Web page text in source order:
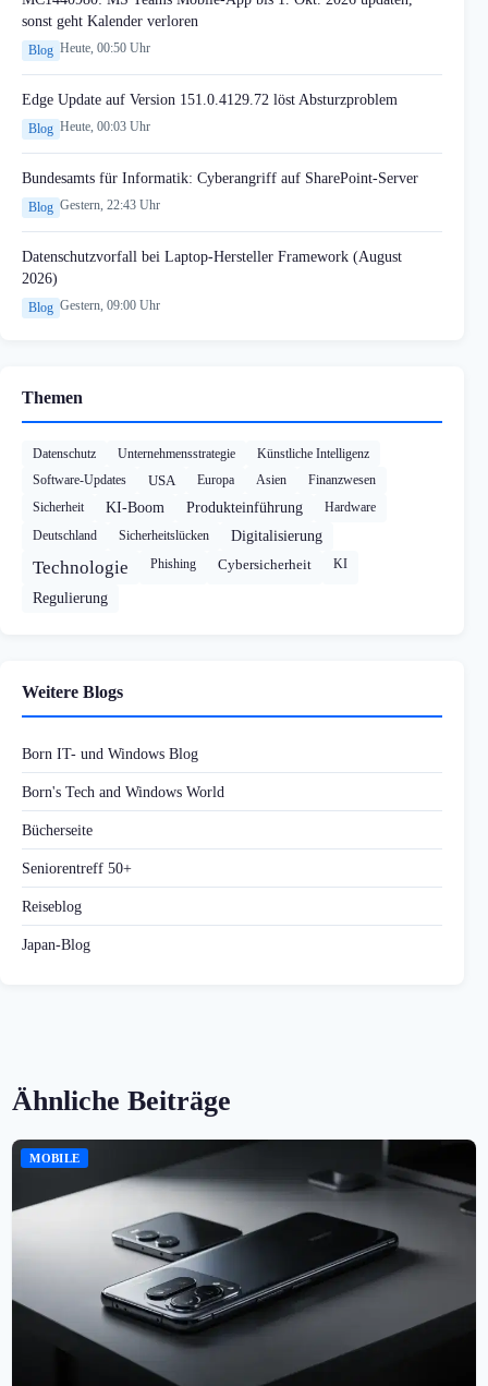
sonst geht Kalender verloren
Blog Heute, 00:50 Uhr
Edge Update auf Version 151.0.4129.72 löst Absturzproblem
Blog Heute, 00:03 Uhr
Bundesamts für Informatik: Cyberangriff auf SharePoint-Server
Blog Gestern, 22:43 Uhr
Datenschutzvorfall bei Laptop-Hersteller Framework (August
2026)
Blog Gestern, 09:00 Uhr
Themen
Datenschutz Unternehmensstrategie
Künstliche Intelligenz
Software-Updates
USA Europa Asien
Finanzwesen
Sicherheit
KI-Boom Produkteinführung
Hardware
Deutschland
Sicherheitslücken Digitalisierung
Technologie Phishing Cybersicherheit KI
Regulierung
Weitere Blogs
Born IT- und Windows Blog
Born's Tech and Windows World
Bücherseite
Seniorentreff 50+
Reiseblog
Japan-Blog
Ähnliche Beiträge
MOBILE